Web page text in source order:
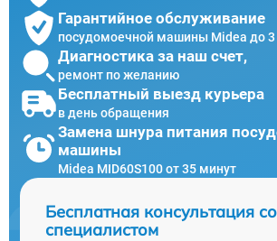
Гарантийное обслуживание
посудомоечной машины Midea до 3
Диагностика за наш счет,
ремонт по желанию
Бесплатный выезд курьера
в день обращения
Замена шнура питания
машины
Midea MID60S100 от 35 минут
Бесплатная консультация со
специалистом